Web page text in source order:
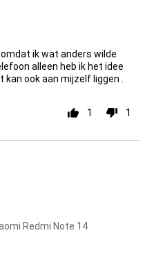
ik wat anders wilde
alleen heb ik het idee
ook aan mijzelf liggen .
1 1
Redmi Note 14